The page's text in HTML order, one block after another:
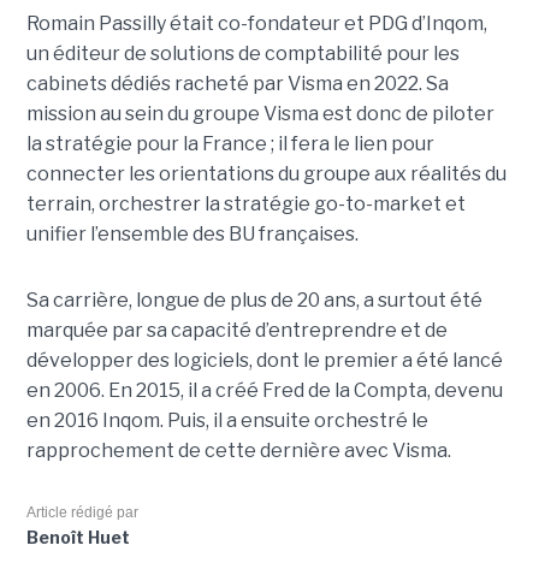
Romain Passilly était co-fondateur et PDG d’Inqom,
un éditeur de solutions de comptabilité pour les
cabinets dédiés racheté par Visma en 2022. Sa
mission au sein du groupe Visma est donc de piloter
la stratégie pour la France ; il fera le lien pour
connecter les orientations du groupe aux réalités du
terrain, orchestrer la stratégie go-to-market et
unifier l’ensemble des BU françaises.
Sa carrière, longue de plus de 20 ans, a surtout été
marquée par sa capacité d’entreprendre et de
développer des logiciels, dont le premier a été lancé
en 2006. En 2015, il a créé Fred de la Compta, devenu
en 2016 Inqom. Puis, il a ensuite orchestré le
rapprochement de cette dernière avec Visma.
Article rédigé par
Benoît Huet